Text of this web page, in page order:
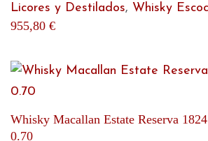
Licores y Destilados, Whisky
955,80 €
Whisky Macallan Estate Reserva
0.70